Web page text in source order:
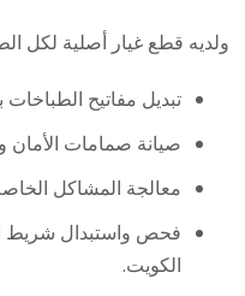
ولديه قطع غيار أصلية لكل
تبديل مفاتيح
صيانة صمامات الأمان
معالجة المشاكل
فحص واستبدال شريط
الكويت.